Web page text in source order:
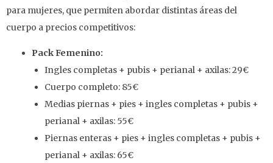
para mujeres, que permiten abordar distintas áreas del
cuerpo a precios competitivos:
Pack Femenino:
Ingles completas + pubis + perianal + axilas: 29€
Cuerpo completo: 85€
Medias piernas + pies + ingles completas + pubis +
perianal + axilas: 55€
Piernas enteras + pies + ingles completas + pubis +
perianal + axilas: 65€